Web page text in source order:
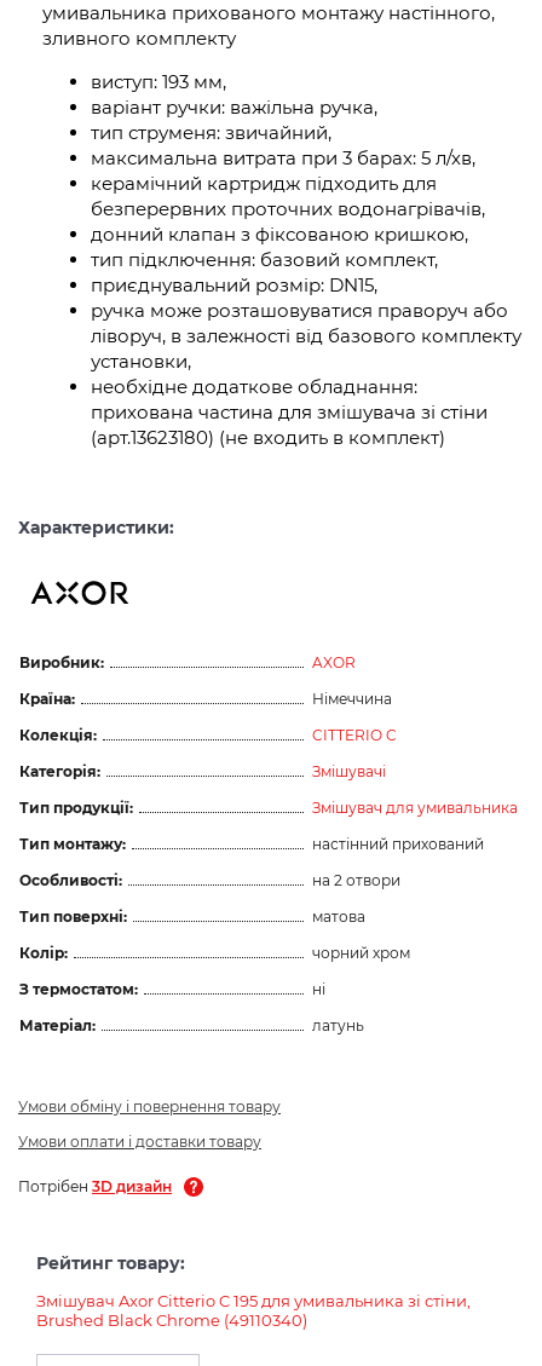
умивальника прихованого монтажу настінного,
зливного комплекту
виступ: 193 мм,
варіант ручки: важільна ручка,
тип струменя: звичайний,
максимальна витрата при 3 барах: 5 л/хв,
керамічний картридж підходить для
безперервних проточних водонагрівачів,
донний клапан з фіксованою кришкою,
тип підключення: базовий комплект,
приєднувальний розмір: DN15,
ручка може розташовуватися праворуч або
ліворуч, в залежності від базового комплекту
установки,
необхідне додаткове обладнання:
прихована частина для змішувача зі стіни
(арт.13623180) (не входить в комплект)
Характеристики:
Виробник:
AXOR
Країна:
Німеччина
Колекція:
CITTERIO C
Категорія:
Змішувачі
Тип продукції:
Змішувач для умивальника
Тип монтажу:
настінний прихований
Особливості:
на 2 отвори
Тип поверхні:
матова
Колір:
чорний хром
З термостатом:
ні
Матеріал:
латунь
Умови обміну і повернення товару
Умови оплати і доставки товару
Потрібен 3D дизайн
Рейтинг товару:
Змішувач Axor Citterio C 195 для умивальника зі стіни,
Brushed Black Chrome (49110340)